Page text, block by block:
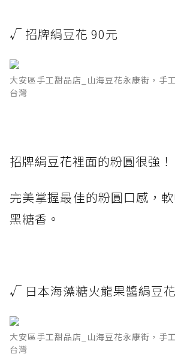
√ 招牌絹豆花 90元
大安區手工甜品店_山海豆花永康街，手
台灣
招牌絹豆花裡面的粉圓很強！
完美掌握最佳的粉圓口感，
黑糖香。
√ 日本海藻糖火龍果醬絹豆
大安區手工甜品店_山海豆花永康街，手
台灣